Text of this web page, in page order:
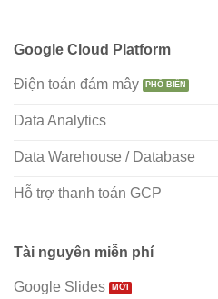
Google Cloud Platform
Điện toán đám mây
Data Analytics
Data Warehouse / Database
Hỗ trợ thanh toán GCP
Tài nguyên miễn phí
Google Slides